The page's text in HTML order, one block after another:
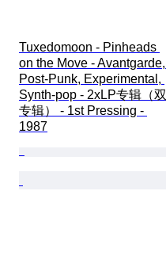
Tuxedomoon - Pinheads
on the Move - Avantgarde,
Post-Punk, Experimental,
Synth-pop - 2xLP专辑（双
专辑） - 1st Pressing -
1987